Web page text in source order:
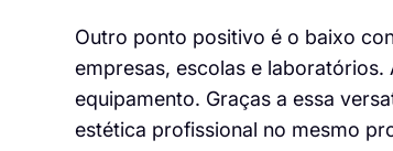
Outro ponto positivo é o baixo
empresas, escolas e
equipamento. Graças a essa
estética profissional no mesmo